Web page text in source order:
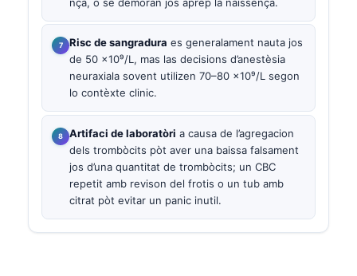
Risc de sangradura es generalament nauta jos
de 50 ×10⁹/L, mas las decisions d’anestèsia
neuraxiala sovent utilizen 70–80 ×10⁹/L segon
lo contèxte clinic.
Artifaci de laboratòri a causa de l’agregacion
dels trombòcits pòt aver una baissa falsament
jos d’una quantitat de trombòcits; un CBC
repetit amb revison del frotis o un tub amb
citrat pòt evitar un panic inutil.